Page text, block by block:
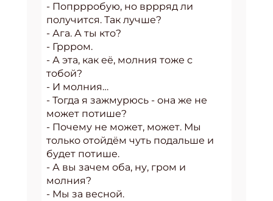
- Попррробую, но вррряд ли
получится. Так лучше?
- Ага. А ты кто?
- Гррром.
- А эта, как её, молния тоже с
тобой?
- И молния…
- Тогда я зажмурюсь - она же не
может потише?
- Почему не может, может. Мы
только отойдём чуть подальше и
будет потише.
- А вы зачем оба, ну, гром и
молния?
- Мы за весной.